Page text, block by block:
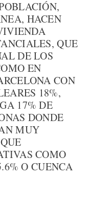
HACEN
QUE
DE LOS
EN
CON
18%,
17% DE
DONDE
MUY
COMO
O CUENCA